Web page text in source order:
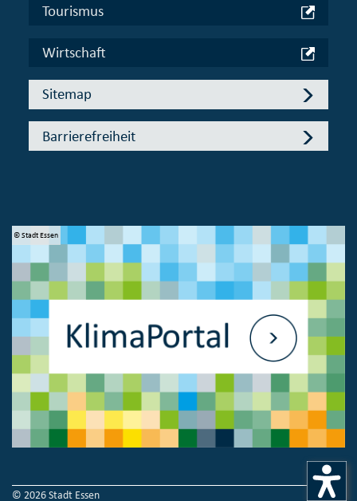
Tourismus
Wirtschaft
Sitemap
Barrierefreiheit
© Stadt Essen
© 2026 Stadt Essen